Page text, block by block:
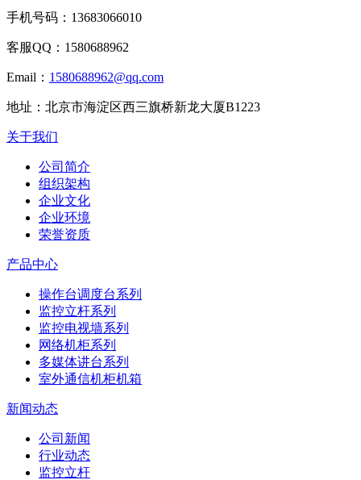
手机号码： 13683066010
客服QQ： 1580688962
Email： 1580688962@qq.com
地址： 北京市海淀区西三旗桥新龙大厦B1223
关于我们
公司简介
组织架构
企业文化
企业环境
荣誉资质
产品中心
操作台调度台系列
监控立杆系列
监控电视墙系列
网络机柜系列
多媒体讲台系列
室外通信机柜机箱
新闻动态
公司新闻
行业动态
监控立杆